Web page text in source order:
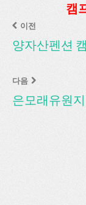
캠
이전
양자산펜션
다음
은모래유원지